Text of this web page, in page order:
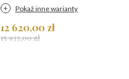
Pokaż inne warianty
12 620,00 zł
15 933,00 zł